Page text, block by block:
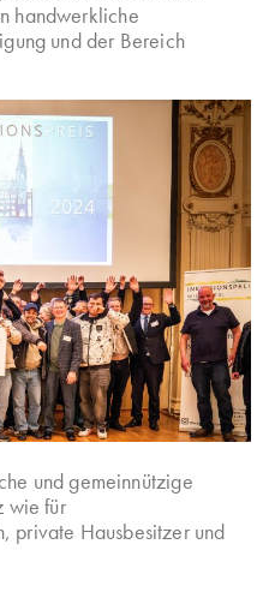
handwerkliche
und der Bereich
und gemeinnützige
wie für
private Hausbesitzer und